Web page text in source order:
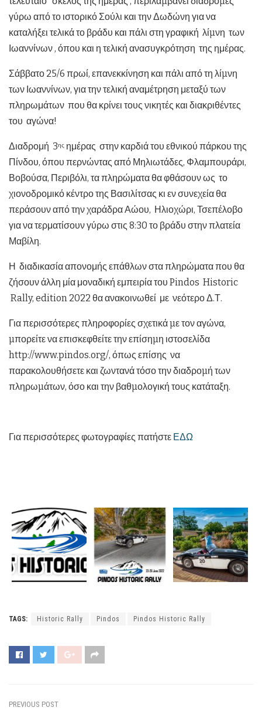
γύρω από το ιστορικό Σούλι και την Δωδώνη για να
καταλήξει τελικά το βράδυ και πάλι στη γραφική λίµνη των
Ιωαννίνων , όπου και η τελική ανασυγκρότηση της ημέρας.
Σάββατο 25/6 πρωί, επανεκκίνηση και πάλι από τη λίµνη
των Ιωαννίνων, για την τελική αναμέτρηση μεταξύ των
πληρωμάτων που θα κρίνει τους νικητές και διακριθέντες
του αγώνα!
Διαδρομή 3ης ημέρας στην καρδιά του εθνικού πάρκου της
Πίνδου, όπου περνώντας από Μηλιωτάδες, Φλαμπουράρι,
Βοβούσα, Περιβόλι, τα πληρώματα θα φθάσουν ως το
χιονοδρομικό κέντρο της Βασιλίτσας κι εν συνεχεία θα
περάσουν από την χαράδρα Αώου, Ηλιοχώρι, Τσεπέλοβο
για να τερματίσουν γύρω στις 8:30 το βράδυ στην πλατεία
Μαβίλη.
Η διαδικασία απονομής επάθλων στα πληρώματα που θα
ζήσουν άλλη μία μοναδική εμπειρία του Pindos Historic
Rally, edition 2022 θα ανακοινωθεί με νεότερο Δ.Τ.
Για περισσότερες πληροφορίες σχετικά µε τον αγώνα,
µπορείτε να επισκεφθείτε την επίσηµη ιστοσελίδα
http://www.pindos.org/, όπως επίσης να
παρακολουθήσετε και ζωντανά τόσο την διαδροµή των
πληρωµάτων, όσο και την βαθµολογική τους κατάταξη.
Για περισσότερες φωτογραφίες πατήστε ΕΔΩ
TAGS: Historic Rally Pindos Pindos Historic Rally
PREVIOUS POST